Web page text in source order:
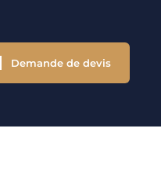
Demande de devis